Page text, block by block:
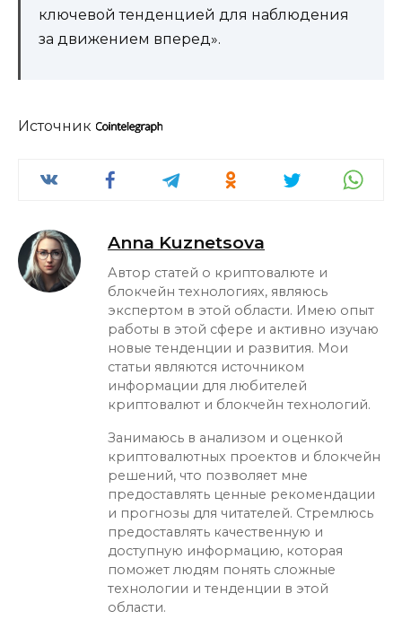
ключевой тенденцией для наблюдения
за движением вперед».
Источник
Anna Kuznetsova
Автор статей о криптовалюте и
блокчейн технологиях, являюсь
экспертом в этой области. Имею опыт
работы в этой сфере и активно изучаю
новые тенденции и развития. Мои
статьи являются источником
информации для любителей
криптовалют и блокчейн технологий.
Занимаюсь в анализом и оценкой
криптовалютных проектов и блокчейн
решений, что позволяет мне
предоставлять ценные рекомендации
и прогнозы для читателей. Стремлюсь
предоставлять качественную и
доступную информацию, которая
поможет людям понять сложные
технологии и тенденции в этой
области.